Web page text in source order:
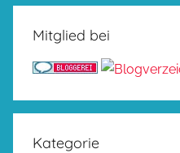
Mitglied bei
Kategorie